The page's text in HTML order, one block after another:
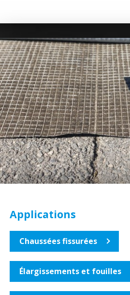
Applications
Chaussées fissurées
Élargissements et fouilles